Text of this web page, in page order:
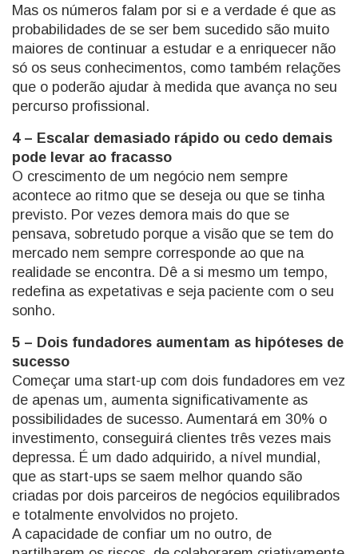
Mas os números falam por si e a verdade é que as
probabilidades de se ser bem sucedido são muito
maiores de continuar a estudar e a enriquecer não
só os seus conhecimentos, como também relações
que o poderão ajudar à medida que avança no seu
percurso profissional.
4 – Escalar demasiado rápido ou cedo demais
pode levar ao fracasso
O crescimento de um negócio nem sempre
acontece ao ritmo que se deseja ou que se tinha
previsto. Por vezes demora mais do que se
pensava, sobretudo porque a visão que se tem do
mercado nem sempre corresponde ao que na
realidade se encontra. Dê a si mesmo um tempo,
redefina as expetativas e seja paciente com o seu
sonho.
5 – Dois fundadores aumentam as hipóteses de
sucesso
Começar uma start-up com dois fundadores em vez
de apenas um, aumenta significativamente as
possibilidades de sucesso. Aumentará em 30% o
investimento, conseguirá clientes três vezes mais
depressa. É um dado adquirido, a nível mundial,
que as start-ups se saem melhor quando são
criadas por dois parceiros de negócios equilibrados
e totalmente envolvidos no projeto.
A capacidade de confiar um no outro, de